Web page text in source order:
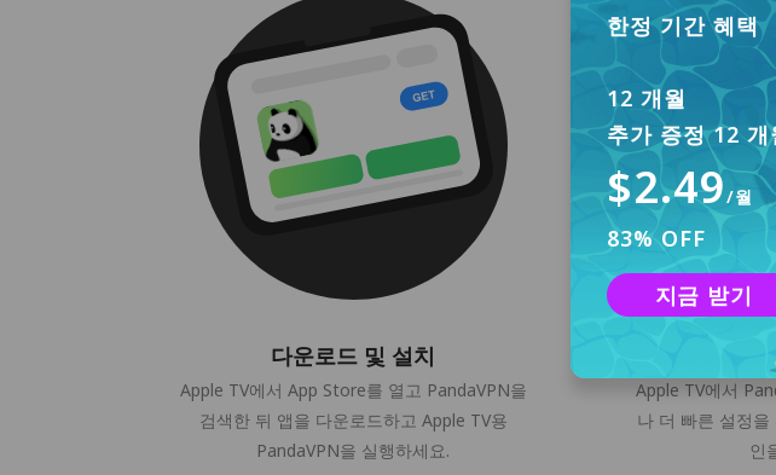
다운로드 및 설치
Apple TV에서 App Store를 열고 PandaVPN을
검색한 뒤 앱을 다운로드하고 Apple TV용
PandaVPN을 실행하세요.
Apple TV에서
나 더 빠른 설정
인
한정 기간 혜택
12 개월
추가 증정 12 개
$2.49/월
83% OFF
지금 받기